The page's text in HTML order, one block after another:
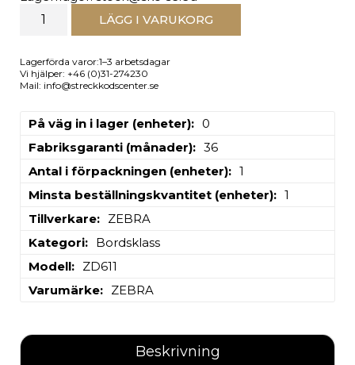
LÄGG I VARUKORG
Lagerförda varor:1–3 arbetsdagar
Vi hjälper: +46 (0)31-274230
Mail: info@streckkodscenter.se
På väg in i lager (enheter)
0
Fabriksgaranti (månader)
36
Antal i förpackningen (enheter)
1
Minsta beställningskvantitet (enheter)
1
Tillverkare
ZEBRA
Kategori
Bordsklass
Modell
ZD611
Varumärke
ZEBRA
Beskrivning